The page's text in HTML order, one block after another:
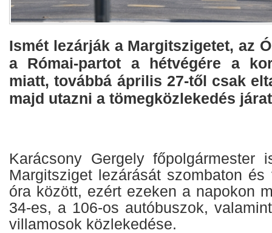
Ismét lezárják a Margitszigetet, az
a Római-partot a hétvégére a
miatt, továbbá április 27-től csak
majd utazni a tömegközlekedés
Karácsony Gergely főpolgármester
Margitsziget lezárását szombaton
óra között, ezért ezeken a napokon
34-es, a 106-os autóbuszok,
villamosok közlekedése.